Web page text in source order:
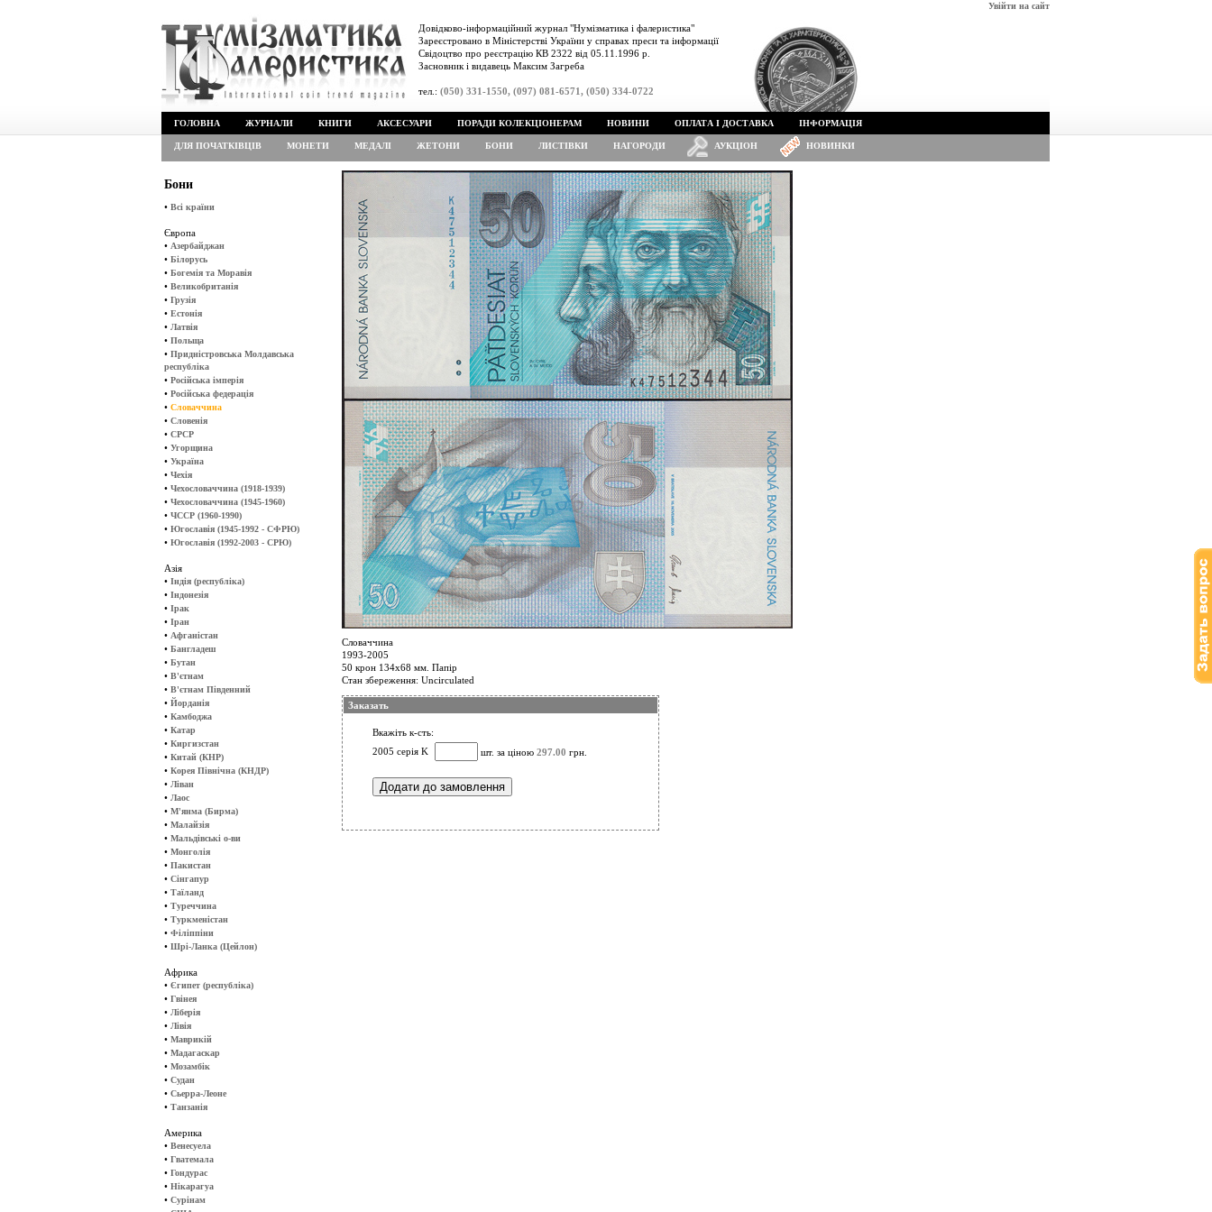
Увійти на сайт
Довідково-інформаційний журнал "Нумізматика і фалеристика"
Зареєстровано в Міністерстві України у справах преси та інформації
Свідоцтво про реєстрацію КВ 2322 від 05.11.1996 р.
Засновник і видавець Максим Загреба
тел.: (050) 331-1550, (097) 081-6571, (050) 334-0722
ГОЛОВНА ЖУРНАЛИ КНИГИ АКСЕСУАРИ ПОРАДИ КОЛЕКЦІОНЕРАМ НОВИНИ ОПЛАТА І ДОСТАВКА ІНФОРМАЦІЯ
ДЛЯ ПОЧАТКІВЦІВ МОНЕТИ МЕДАЛІ ЖЕТОНИ БОНИ ЛИСТІВКИ НАГОРОДИ АУКЦІОН НОВИНКИ
Бони
• Всі країни
Європа
• Азербайджан
• Білорусь
• Богемія та Моравія
• Великобританія
• Грузія
• Естонія
• Латвія
• Польща
• Придністровська Молдавська
республіка
• Російська імперія
• Російська федерація
• Словаччина
• Словенія
• СРСР
• Угорщина
• Україна
• Чехія
• Чехословаччина (1918-1939)
• Чехословаччина (1945-1960)
• ЧССР (1960-1990)
• Югославія (1945-1992 - СФРЮ)
• Югославія (1992-2003 - СРЮ)
Азія
• Індія (республіка)
• Індонезія
• Ірак
• Іран
• Афганістан
• Бангладеш
• Бутан
• В'єтнам
• В'єтнам Південний
• Йорданія
• Камбоджа
• Катар
• Киргизстан
• Китай (КНР)
• Корея Північна (КНДР)
• Ліван
• Лаос
• М'янма (Бирма)
• Малайзія
• Мальдівські о-ви
• Монголія
• Пакистан
• Сінгапур
• Таїланд
• Туреччина
• Туркменістан
• Філіппіни
• Шрі-Ланка (Цейлон)
Африка
• Єгипет (республіка)
• Гвінея
• Ліберія
• Лівія
• Маврикій
• Мадагаскар
• Мозамбік
• Судан
• Сьерра-Леоне
• Танзанія
Америка
• Венесуела
• Гватемала
• Гондурас
• Нікарагуа
• Сурінам
Словаччина
1993-2005
50 крон 134х68 мм. Папір
Стан збереження: Uncirculated
Заказать
Вкажіть к-сть:
2005 серія K
шт. за ціною 297.00 грн.